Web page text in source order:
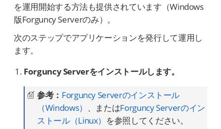
を運用開始する方法も提供されています（Windows
版Forguncy Serverのみ）。
次のステップでアプリケーションを発行して運用し
ます。
Forguncy Serverをインストールします。
参考： Forguncy Serverのインストール
（Windows） 、またはForguncy Serverのイン
ストール（Linux） を参照してください。